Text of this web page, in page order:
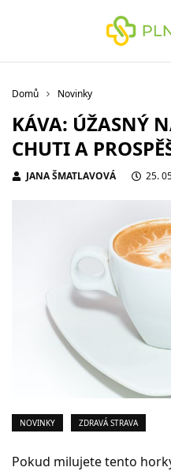
Domů Novinky
KÁVA: ÚŽASNÝ
CHUTI A
JANA ŠMATLAVOVÁ 25.
NOVINKY ZDRAVÁ STRAVA
Pokud milujete tento